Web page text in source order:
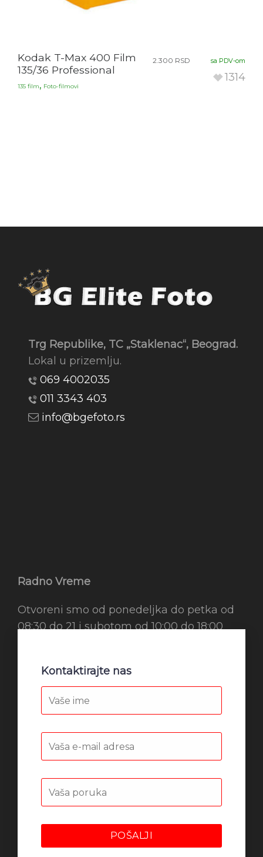
Kodak T-Max 400 Film
135/36 Professional
135 film, Foto-filmovi
2.300 RSD sa PDV-om
1314
Trg Republike, TC „Staklenac“, Beograd.
Lokal u prizemlju.
069 4002035
011 3343 403
info@bgefoto.rs
Radno Vreme
Otvoreni smo od ponedeljka do petka od
08:30 do 21 i subotom od 10:00 do 18:00
Kontaktirajte nas